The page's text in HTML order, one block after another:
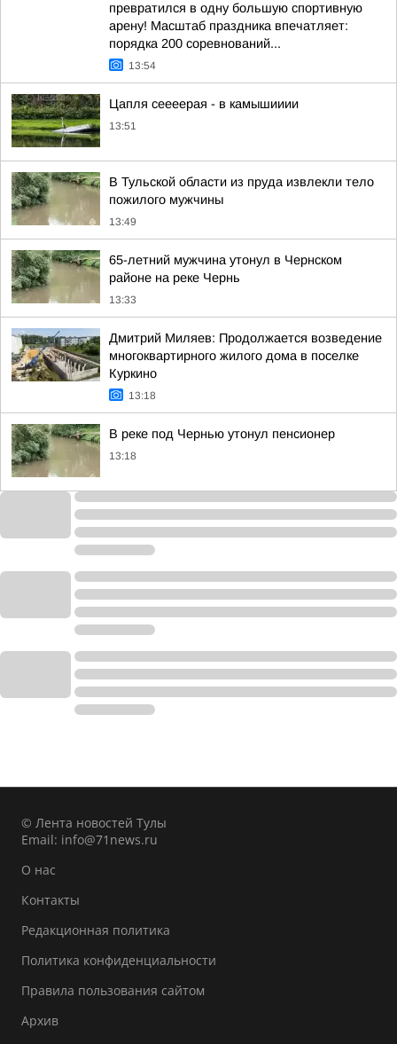
превратился в одну большую спортивную
арену! Масштаб праздника впечатляет:
порядка 200 соревнований...
13:54
Цапля сеееерая - в камышииии
13:51
В Тульской области из пруда извлекли тело
пожилого мужчины
13:49
65-летний мужчина утонул в Чернском
районе на реке Чернь
13:33
Дмитрий Миляев: Продолжается возведение
многоквартирного жилого дома в поселке
Куркино
13:18
В реке под Чернью утонул пенсионер
13:18
© Лента новостей Тулы
Email: info@71news.ru
О нас
Контакты
Редакционная политика
Политика конфиденциальности
Правила пользования сайтом
Архив